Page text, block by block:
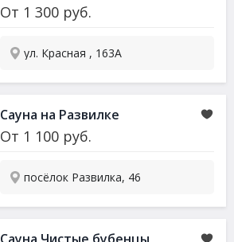
От 1 300 руб.
ул. Красная , 163А
Сауна на Развилке
От 1 100 руб.
посёлок Развилка, 46